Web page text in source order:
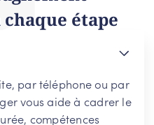
étape
par téléphone ou par
vous aide à cadrer le
compétences